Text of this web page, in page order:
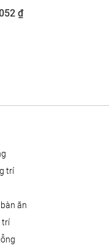
₫
trí
bàn ăn
trí